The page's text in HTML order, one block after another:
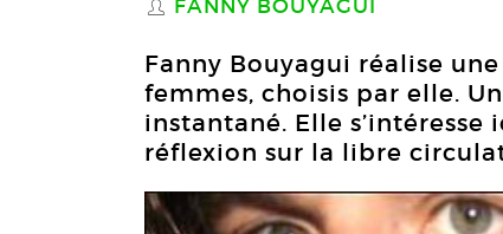
S FANNY BOUYAGUI
Fanny Bouyagui réalise
femmes, choisis par elle.
instantané. Elle
réflexion sur la libre